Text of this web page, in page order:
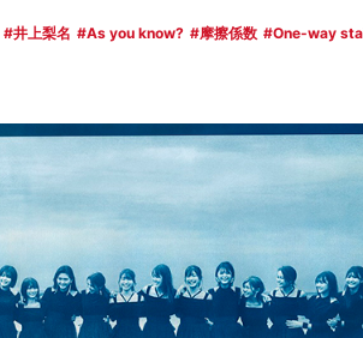
井上梨名 As you know? 摩擦係数
One-way